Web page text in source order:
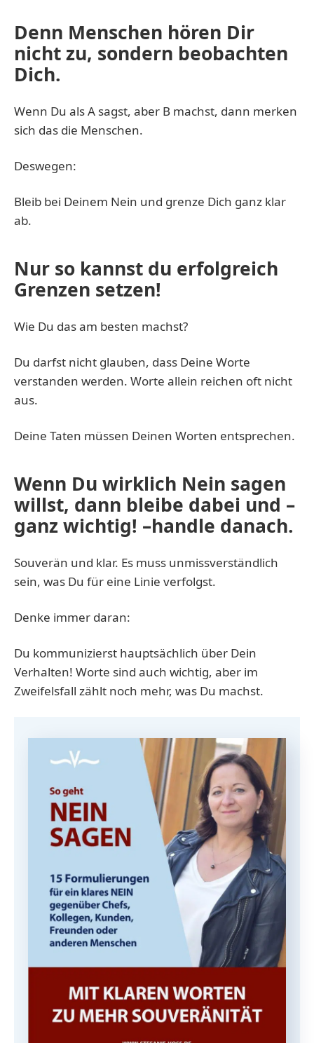
Denn Menschen hören Dir
nicht zu, sondern beobachten
Dich.
Wenn Du als A sagst, aber B machst, dann merken
sich das die Menschen.
Deswegen:
Bleib bei Deinem Nein und grenze Dich ganz klar
ab.
Nur so kannst du erfolgreich
Grenzen setzen!
Wie Du das am besten machst?
Du darfst nicht glauben, dass Deine Worte
verstanden werden. Worte allein reichen oft nicht
aus.
Deine Taten müssen Deinen Worten entsprechen.
Wenn Du wirklich Nein sagen
willst, dann bleibe dabei und –
ganz wichtig! –handle danach.
Souverän und klar. Es muss unmissverständlich
sein, was Du für eine Linie verfolgst.
Denke immer daran:
Du kommunizierst hauptsächlich über Dein
Verhalten! Worte sind auch wichtig, aber im
Zweifelsfall zählt noch mehr, was Du machst.